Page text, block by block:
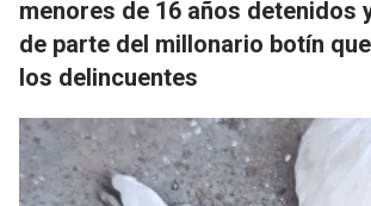
menores de 16 años detenidos
de parte del millonario botín
los delincuentes